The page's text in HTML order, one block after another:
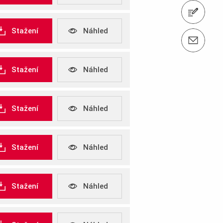
Stažení Náhled
Stažení Náhled
Stažení Náhled
Stažení Náhled
Stažení Náhled